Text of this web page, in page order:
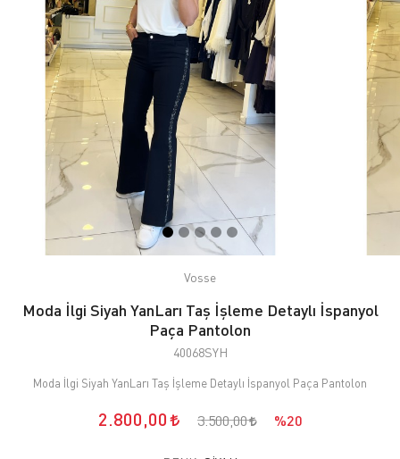
Vosse
Moda İlgi Siyah YanLarı Taş İşleme Detaylı İspanyol
Paça Pantolon
40068SYH
Moda İlgi Siyah YanLarı Taş İşleme Detaylı İspanyol Paça Pantolon
2.800,00 3.500,00 %20